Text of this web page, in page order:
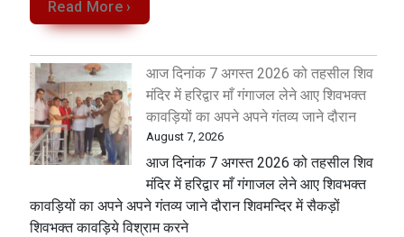
Read More ›
आज दिनांक 7 अगस्त 2026 को तहसील शिव
मंदिर में हरिद्वार माँ गंगाजल लेने आए शिवभक्त
कावड़ियों का अपने अपने गंतव्य जाने दौरान
August 7, 2026
आज दिनांक 7 अगस्त 2026 को तहसील शिव
मंदिर में हरिद्वार माँ गंगाजल लेने आए शिवभक्त
कावड़ियों का अपने अपने गंतव्य जाने दौरान शिवमन्दिर में सैकड़ों
शिवभक्त कावड़िये विश्राम करने